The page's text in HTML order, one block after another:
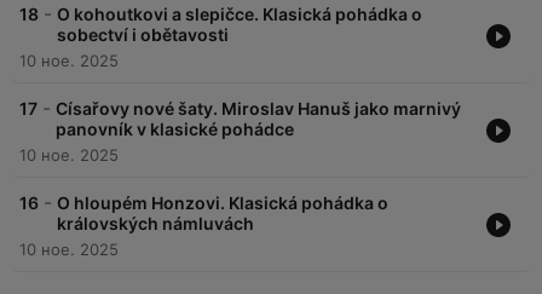
18 - O kohoutkovi a slepičce. Klasická pohádka o
sobectví i obětavosti
10 ное. 2025
17 - Císařovy nové šaty. Miroslav Hanuš jako marnivý
panovník v klasické pohádce
10 ное. 2025
16 - O hloupém Honzovi. Klasická pohádka o
královských námluvách
10 ное. 2025